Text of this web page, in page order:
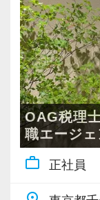
資格学校や夜
ため、勉強と
もちろん、試
こともできる
キャリアアッ
など、資格未
年収アップに
ップ。
評価して大幅
お互いに助け
関係のストレ
4.【資格取得
援！最大6日
「働きながら
全力でサポー
ています。
税理士試験
OAG税理
職エージェ
work_outline 正社員